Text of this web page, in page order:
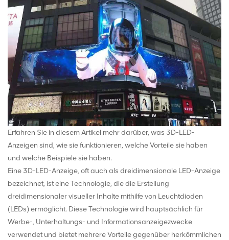
Erfahren Sie in diesem Artikel mehr darüber, was 3D-LED-
Anzeigen sind, wie sie funktionieren, welche Vorteile sie haben
und welche Beispiele sie haben.
Eine 3D-LED-Anzeige, oft auch als dreidimensionale LED-Anzeige
bezeichnet, ist eine Technologie, die die Erstellung
dreidimensionaler visueller Inhalte mithilfe von Leuchtdioden
(LEDs) ermöglicht. Diese Technologie wird hauptsächlich für
Werbe-, Unterhaltungs- und Informationsanzeigezwecke
verwendet und bietet mehrere Vorteile gegenüber herkömmlichen